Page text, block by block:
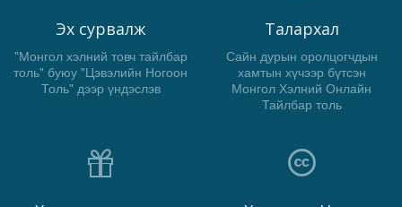
Эх сурвалж
"Монгол хэлний товч тайлбар
толь" буюу "Цэвэлийн Ногоон
Толь" дээр үндэслэв
Талархал
Сайн дурын оролцогчдын
хамтын хүчээр бүтсэн
Монгол Хэлний Онлайн
Тайлбар толь